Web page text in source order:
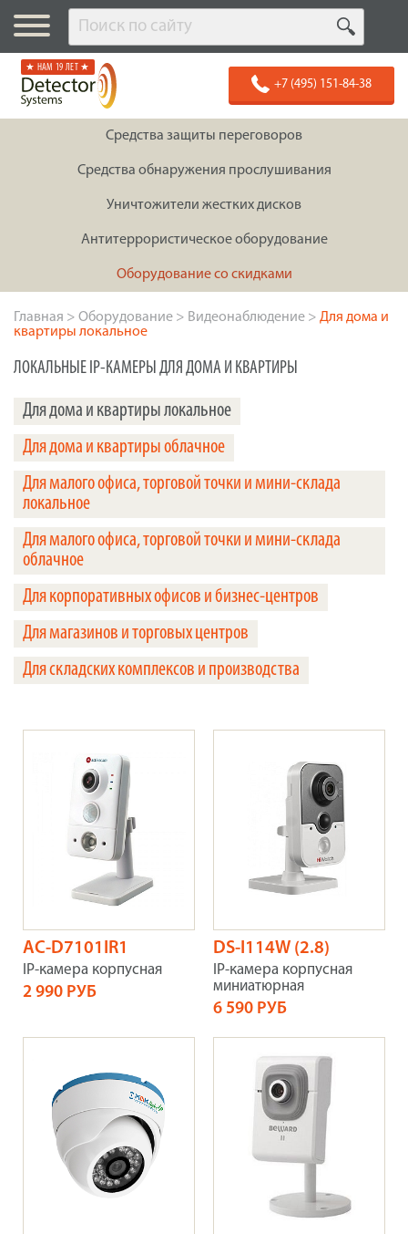
★ НАМ 19 ЛЕТ ★
+7 (495) 151-84-38
Средства защиты переговоров
Средства обнаружения прослушивания
Уничтожители жестких дисков
Антитеррористическое оборудование
Оборудование со скидками
Главная > Оборудование > Видеонаблюдение > Для дома и
квартиры локальное
ЛОКАЛЬНЫЕ IP-КАМЕРЫ ДЛЯ ДОМА И КВАРТИРЫ
Для дома и квартиры локальное
Для дома и квартиры облачное
Для малого офиса, торговой точки и мини-склада
локальное
Для малого офиса, торговой точки и мини-склада
облачное
Для корпоративных офисов и бизнес-центров
Для магазинов и торговых центров
Для складских комплексов и производства
AC-D7101IR1
IP-камера корпусная
2 990 РУБ
DS-I114W (2.8)
IP-камера корпусная
миниатюрная
6 590 РУБ